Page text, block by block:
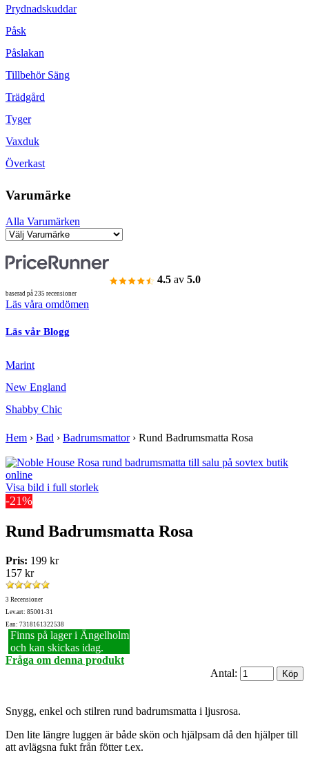
Prydnadskuddar
Påsk
Påslakan
Tillbehör Säng
Trädgård
Tyger
Vaxduk
Överkast
Varumärke
Alla Varumärken
4.5 av 5.0
baserad på 235 recensioner
Läs våra omdömen
Läs vår Blogg
Marint
New England
Shabby Chic
Hem › Bad › Badrumsmattor› Rund Badrumsmatta Rosa
Visa bild i full storlek
-21%
Rund Badrumsmatta Rosa
Pris: 199 kr
157 kr
3 Recensioner
Lev.art: 85001-31
Ean: 7318161322538
Finns på lager i Ängelholm
och kan skickas idag.
Fråga om denna produkt
Antal:
Snygg, enkel och stilren rund badrumsmatta i ljusrosa.
Den lite längre luggen är både skön och hjälpsam då den hjälper till
att avlägsna fukt från fötter t.ex.